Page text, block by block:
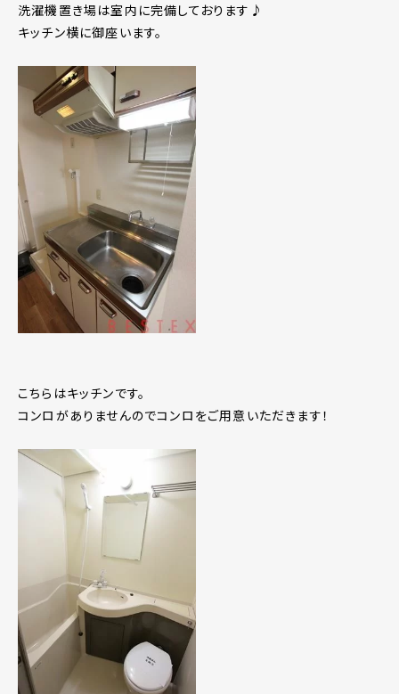
洗濯機置き場は室内に完備しております♪
キッチン横に御座います。
こちらはキッチンです。
コンロがありませんのでコンロをご用意いただきます！